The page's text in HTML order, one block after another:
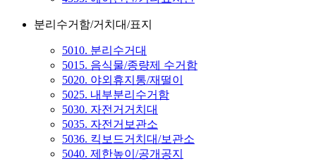
분리수거함/거치대/표지
5010. 분리수거대
5015. 음식물/종량제 수거함
5020. 야외휴지통/재떨이
5025. 내부분리수거함
5030. 자전거거치대
5035. 자전거보관소
5036. 킥보드거치대/보관소
5040. 제한높이/공개공지